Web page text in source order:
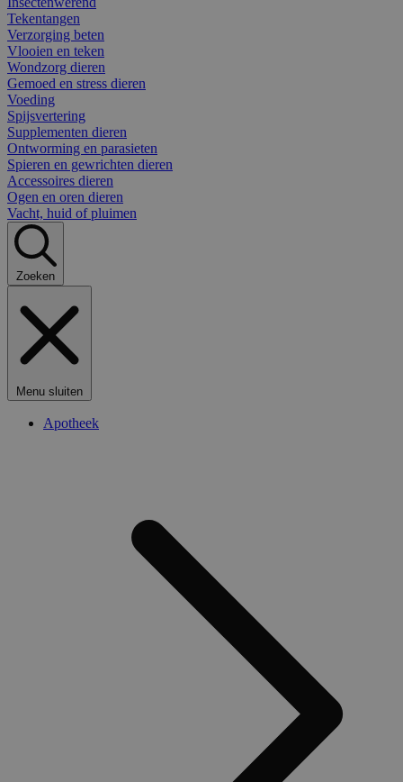
Tekentangen
Verzorging beten
Vlooien en teken
Wondzorg dieren
Gemoed en stress dieren
Voeding
Spijsvertering
Supplementen dieren
Ontworming en parasieten
Spieren en gewrichten dieren
Accessoires dieren
Ogen en oren dieren
Vacht, huid of pluimen
Zoeken
Menu sluiten
Apotheek